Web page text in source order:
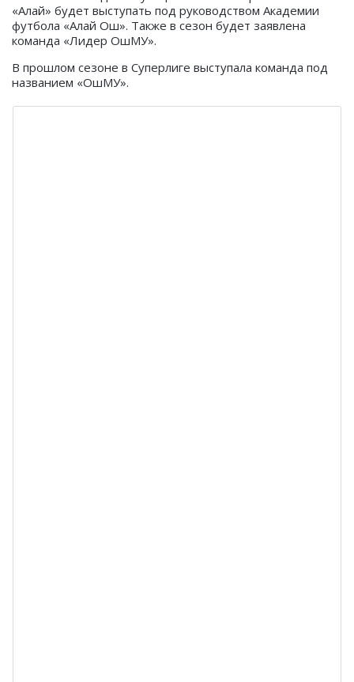
«Алай» будет выступать под руководством Академии
футбола «Алай Ош». Также в сезон будет заявлена
команда «Лидер ОшМУ».
В прошлом сезоне в Суперлиге выступала команда под
названием «ОшМУ».